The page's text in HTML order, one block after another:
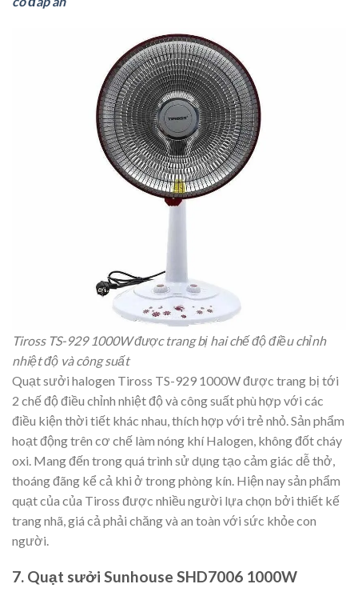
Tiross TS-929 1000W được trang bị hai chế độ điều chỉnh
nhiệt độ và công suất
Quạt sưởi halogen Tiross TS-929 1000W được trang bị tới
2 chế độ điều chỉnh nhiệt độ và công suất phù hợp với các
điều kiện thời tiết khác nhau, thích hợp với trẻ nhỏ. Sản phẩm
hoạt động trên cơ chế làm nóng khí Halogen, không đốt cháy
oxi. Mang đến trong quá trình sử dụng tạo cảm giác dễ thở,
thoáng đãng kể cả khi ở trong phòng kín. Hiện nay sản phẩm
quạt của của Tiross được nhiều người lựa chọn bởi thiết kế
trang nhã, giá cả phải chăng và an toàn với sức khỏe con
người.
7. Quạt sưởi Sunhouse SHD7006 1000W